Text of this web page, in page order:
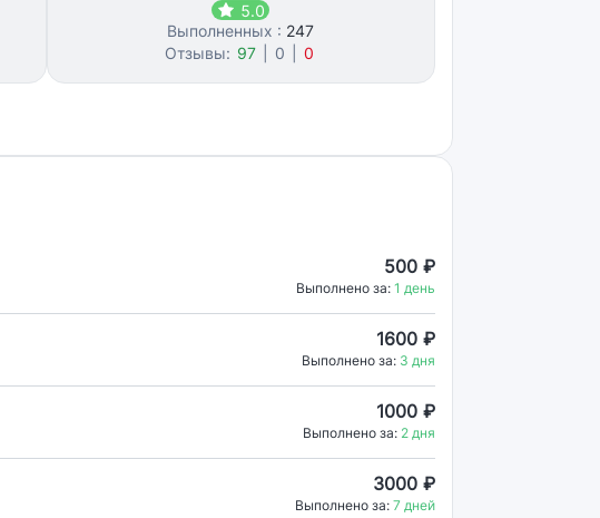
5.0
Выполненных : 247
Отзывы: 97 0 0
500 ₽
Выполнено за: 1 день
1600 ₽
Выполнено за: 3 дня
1000 ₽
Выполнено за: 2 дня
3000 ₽
Выполнено за: 7 дней